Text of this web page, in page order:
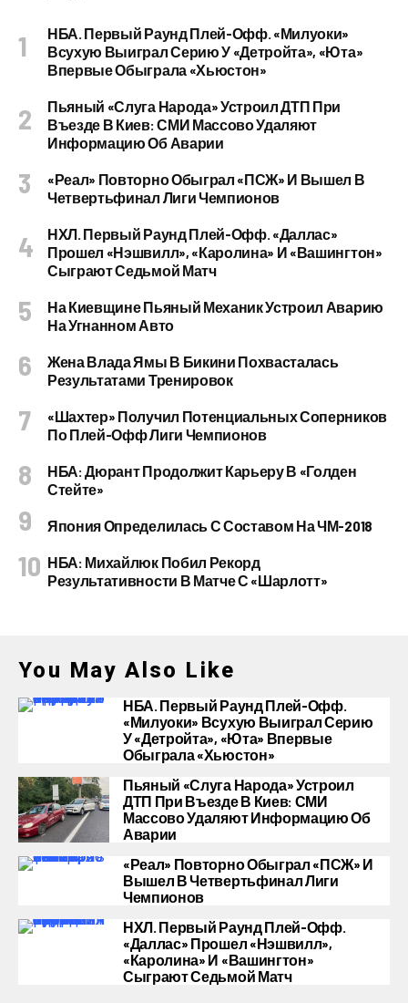
НБА. Первый Раунд Плей-Офф. «Милуоки»
Всухую Выиграл Серию У «Детройта», «Юта»
Впервые Обыграла «Хьюстон»
Пьяный «слуга Народа» Устроил ДТП При
Въезде В Киев: СМИ Массово Удаляют
Информацию Об Аварии
«Реал» Повторно Обыграл «ПСЖ» И Вышел В
Четвертьфинал Лиги Чемпионов
НХЛ. Первый Раунд Плей-Офф. «Даллас»
Прошел «Нэшвилл», «Каролина» И «Вашингтон»
Сыграют Седьмой Матч
На Киевщине Пьяный Механик Устроил Аварию
На Угнанном Авто
Жена Влада Ямы В Бикини Похвасталась
Результатами Тренировок
«Шахтер» Получил Потенциальных Соперников
По Плей-Офф Лиги Чемпионов
НБА: Дюрант Продолжит Карьеру В «Голден
Стейте»
Япония Определилась С Составом На ЧМ-2018
НБА: Михайлюк Побил Рекорд
Результативности В Матче С «Шарлотт»
You May Also Like
НБА. Первый Раунд Плей-Офф.
«Милуоки» Всухую Выиграл Серию
У «Детройта», «Юта» Впервые
Обыграла «Хьюстон»
Пьяный «слуга Народа» Устроил
ДТП При Въезде В Киев: СМИ
Массово Удаляют Информацию Об
Аварии
«Реал» Повторно Обыграл «ПСЖ» И
Вышел В Четвертьфинал Лиги
Чемпионов
НХЛ. Первый Раунд Плей-Офф.
«Даллас» Прошел «Нэшвилл»,
«Каролина» И «Вашингтон»
Сыграют Седьмой Матч